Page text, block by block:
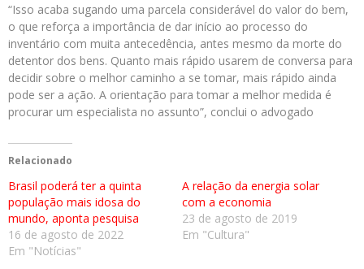
“Isso acaba sugando uma parcela considerável do valor do bem,
o que reforça a importância de dar início ao processo do
inventário com muita antecedência, antes mesmo da morte do
detentor dos bens. Quanto mais rápido usarem de conversa para
decidir sobre o melhor caminho a se tomar, mais rápido ainda
pode ser a ação. A orientação para tomar a melhor medida é
procurar um especialista no assunto”, conclui o advogado
Relacionado
Brasil poderá ter a quinta
população mais idosa do
mundo, aponta pesquisa
16 de agosto de 2022
Em "Notícias"
A relação da energia solar
com a economia
23 de agosto de 2019
Em "Cultura"